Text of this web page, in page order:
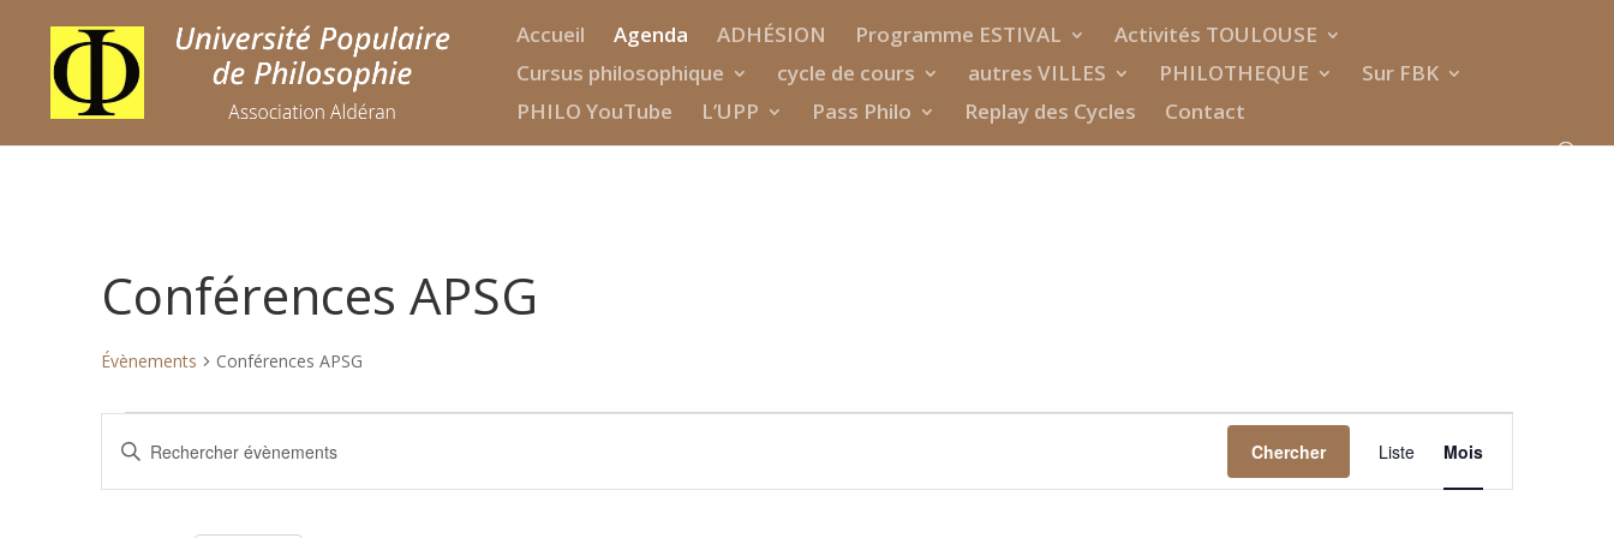
Accueil Agenda ADHÉSION Programme ESTIVAL
Activités TOULOUSE
Cursus philosophique
cycle de cours autres VILLES PHILOTHEQUE
Sur FBK
PHILO YouTube
L’UPP Pass Philo Replay des Cycles Contact
Conférences APSG
Évènements Conférences APSG
Évènements
Recherche
et
navigation
Saisir
Rechercher
Chercher
Navigation
de
vues
Liste Mois